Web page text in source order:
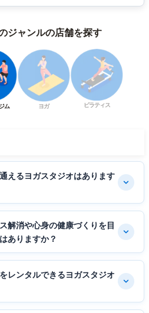
ジャンルの店舗を探す
ム ヨガ ピラティス
えるヨガスタジオはあります
解消や心身の健康づくりを目
ありますか？
レンタルできるヨガスタジオ